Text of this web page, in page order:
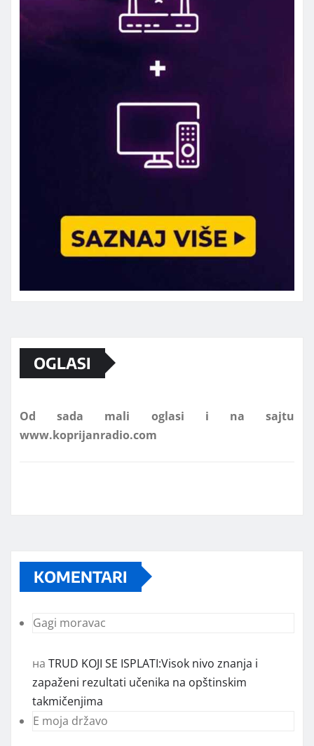
OGLASI
Od sada mali oglasi i na sajtu
KOMENTARI
Gagi moravac
на TRUD KOJI SE ISPLATI:Visok nivo znanja i
zapaženi rezultati učenika na opštinskim
takmičenjima
E moja državo